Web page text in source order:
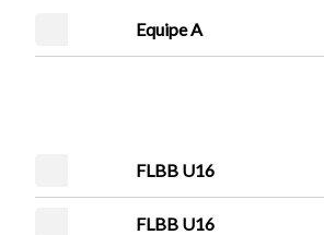
Equipe A
FLBB U16
FLBB U16